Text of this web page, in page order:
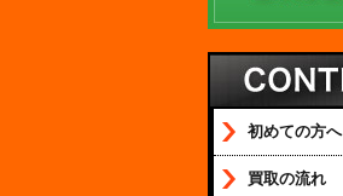
初めての方へ
買取の流れ